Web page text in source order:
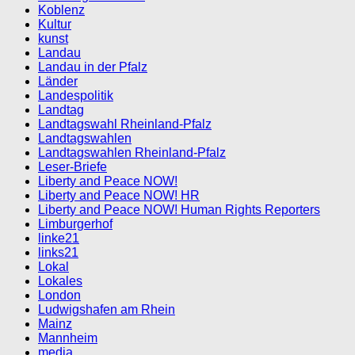
Koblenz
Kultur
kunst
Landau
Landau in der Pfalz
Länder
Landespolitik
Landtag
Landtagswahl Rheinland-Pfalz
Landtagswahlen
Landtagswahlen Rheinland-Pfalz
Leser-Briefe
Liberty and Peace NOW!
Liberty and Peace NOW! HR
Liberty and Peace NOW! Human Rights Reporters
Limburgerhof
linke21
links21
Lokal
Lokales
London
Ludwigshafen am Rhein
Mainz
Mannheim
media